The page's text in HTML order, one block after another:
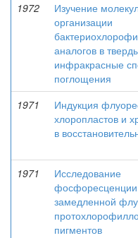
1972
Изучение
организации
аналогов в
инфракрасные
поглощения
1971
Индукция
хлоропластов и
в
1971
Исследование
замедленной
пигментов